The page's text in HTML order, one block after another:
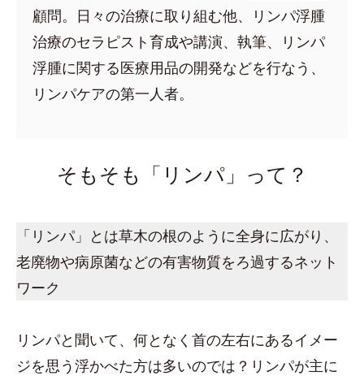
顧問。日々の治療に取り組む他、リンパ浮腫
治療のセラピスト育成や講演、執筆、リンパ
浮腫に関する医療用品の開発などを行なう、
リンパケアの第一人者。
そもそも「リンパ」って？
「リンパ」とは草木の根のように全身に広がり、
老廃物や病原菌などの有害物質をろ過するネット
ワーク
リンパと聞いて、何となく首の左右にあるイメー
ジを思う浮かべた方は多いのでは？リンパが主に